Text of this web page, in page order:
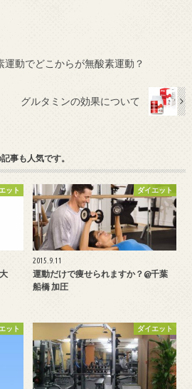
運動でどこからが無酸素運動？
グルタミンの効果について
事も人気です。
ット ダイエット
2015.9.11
運動だけで痩せられますか？@千葉
船橋 加圧
ット ダイエット